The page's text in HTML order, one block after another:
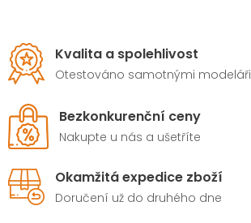
Kvalita a spolehlivost
Otestováno samotnými modeláři
Bezkonkurenční ceny
Nakupte u nás a ušetříte
Okamžitá expedice zboží
Doručení už do druhého dne